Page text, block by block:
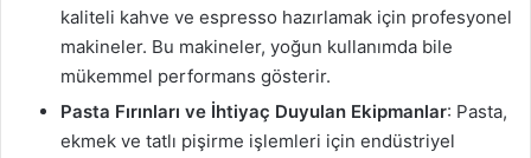
kaliteli kahve ve espresso hazırlamak için profesyonel
makineler. Bu makineler, yoğun kullanımda bile
mükemmel performans gösterir.
Pasta Fırınları ve İhtiyaç Duyulan Ekipmanlar: Pasta,
ekmek ve tatlı pişirme işlemleri için endüstriyel